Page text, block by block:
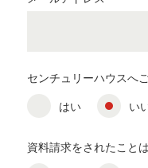
センチュリーハウスへ
はい
い
資料請求をされたこと